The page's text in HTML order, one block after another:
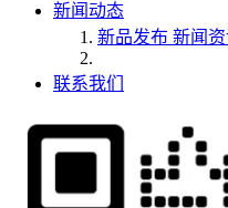
新闻动态
新品发布 新闻
联系我们